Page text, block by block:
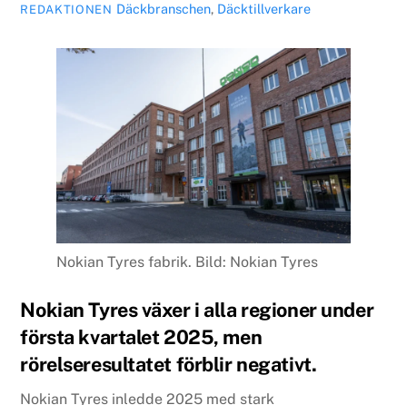
REDAKTIONEN Däckbranschen, Däcktillverkare
Nokian Tyres fabrik. Bild: Nokian Tyres
Nokian Tyres växer i alla regioner under
första kvartalet 2025, men
rörelseresultatet förblir negativt.
Nokian Tyres inledde 2025 med stark